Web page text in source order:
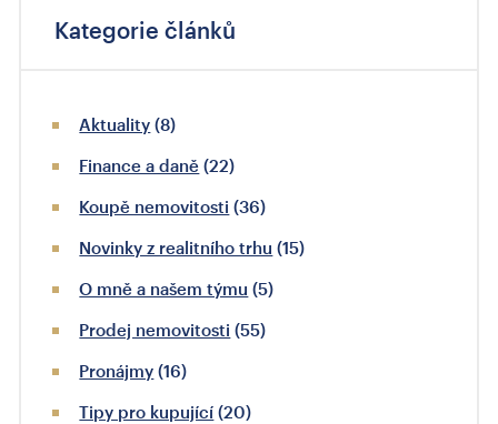
Kategorie článků
Aktuality (8)
Finance a daně (22)
Koupě nemovitosti (36)
Novinky z realitního trhu (15)
O mně a našem týmu (5)
Prodej nemovitosti (55)
Pronájmy (16)
Tipy pro kupující (20)